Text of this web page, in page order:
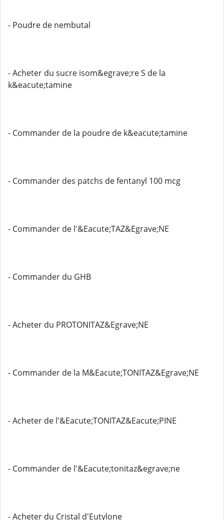
- Poudre de nembutal
- Acheter du sucre isom&egrave;re S de la
k&eacute;tamine
- Commander de la poudre de k&eacute;tamine
- Commander des patchs de fentanyl 100 mcg
- Commander de l'&Eacute;TAZ&Egrave;NE
- Commander du GHB
- Acheter du PROTONITAZ&Egrave;NE
- Commander de la M&Eacute;TONITAZ&Egrave;NE
- Acheter de l'&Eacute;TONITAZ&Eacute;PINE
- Commander de l'&Eacute;tonitaz&egrave;ne
- Acheter du Cristal d'Eutylone